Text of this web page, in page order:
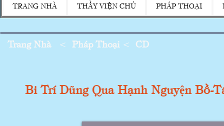
TRANG NHÀ THẦY VIỆN CHỦ PHÁP THOẠI
Trang Nhà < Pháp Thoại < CD
Bi Trí Dũng Qua Hạnh Nguyện